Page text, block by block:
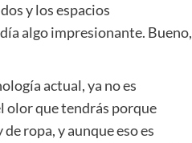
y los espacios
algo impresionante. Bueno,
actual, ya no es
olor que tendrás porque
de ropa, y aunque eso es